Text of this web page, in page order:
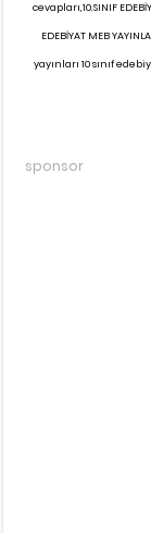
cevapları,10.SINIF
EDEBİYAT MEB
yayınları 10 sınıf
sponsor